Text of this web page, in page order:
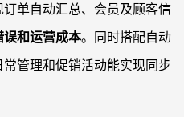
单自动汇总、会员及顾客信
和运营成本。同时搭配自动
管理和促销活动能实现同步